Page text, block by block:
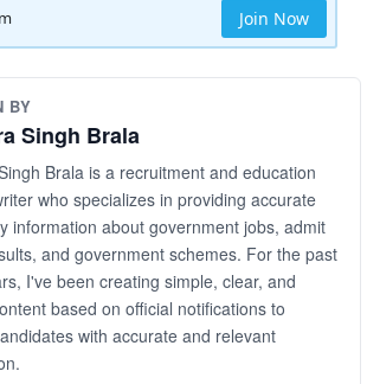
Join Now
BY
Singh Brala
Brala is a recruitment and education
who specializes in providing accurate
information about government jobs, admit
and government schemes. For the past
I've been creating simple, clear, and
based on official notifications to
with accurate and relevant